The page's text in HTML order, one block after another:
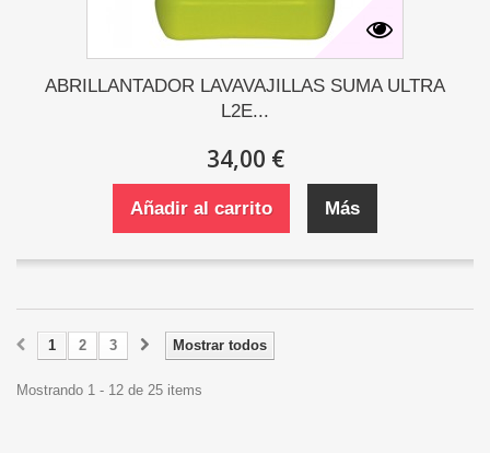
ABRILLANTADOR LAVAVAJILLAS SUMA ULTRA
L2E...
34,00 €
Añadir al carrito Más
Mostrar todos
1 2 3
Mostrando 1 - 12 de 25 items